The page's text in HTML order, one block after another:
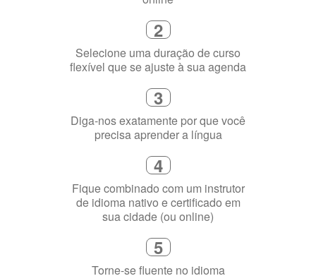
Selecione uma duração de curso
flexível que se ajuste à sua agenda
Diga-nos exatamente por que você
precisa aprender a língua
Fique combinado com um instrutor
de idioma nativo e certificado em
sua cidade (ou online)
5
Torne-se fluente no idioma
escolhido